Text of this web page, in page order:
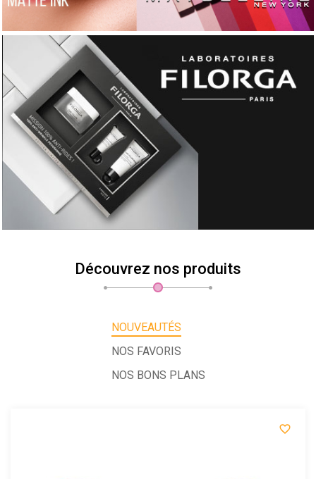
Découvrez nos produits
NOUVEAUTÉS
NOS FAVORIS
NOS BONS PLANS
